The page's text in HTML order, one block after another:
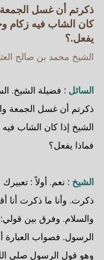
ذكرتم أن غسل
كان الشاب فيه زكام
يفعل.؟
الشيخ محمد بن صالح
السائل : فضيلة الشيخ.
ذكرتم أن غسل الجمعة
الشيخ إذا كان الشاب
فماذا يفعل؟
الشيخ : نعم. أولاً :
ذكرت. وأنا ما ذكرت أنا
والسلام. وفرق بين
الرسول. فصواب العبارة
وهو قول الرسول صلى